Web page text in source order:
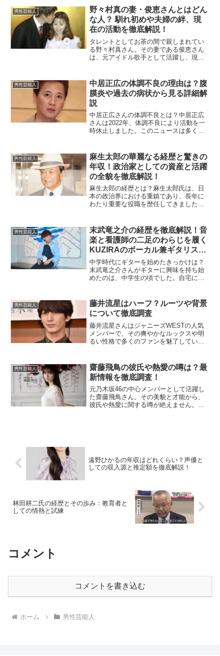
男性芸能人
野々村真の妻・俊恵さんとはどん
な人？ 馴れ初めや夫婦の絆、現
在の活動を徹底解説！
タレントとしてお茶の間で親しまれてい
る野々村真さん。その妻である俊恵さん
は、元アイドル歌手として活躍し、現在
さんの人物像、野々村さんとの馴れ初
め、夫婦としてのエピソード、...
男性芸能人
中居正広の体調不良の理由は？腹
膜炎や過去の病状から見る詳細解
説
中居正広さんの体調不良とは？中居正広
さんは2022年、体調不良により活動を一
時休止しました。このニュースは多くの
た。当初は「盲腸がん」との噂もありま
したが、最終的に腹膜炎...
男性芸能人
麻生太郎の華麗なる経歴と驚きの
年収！政治家としての資産と活躍
の全貌を徹底解説！
麻生太郎の経歴とは？麻生太郎氏は、日
本の政治界における重鎮であり、長年に
わたり重要な役職を歴任してきました。
深く根ざした家系に育ちました。大学は
学習院大学を卒業し...
男性芸能人
末武竜之介の経歴を徹底解説！音
楽と看護師の二足のわらじを履く
KUZIRAのボーカル兼ギタリスト
の軌跡とは？
中学時代にギターを始めたきっかけは？
末武竜之介さんがギターに興味を持ち始
めたのは、中学生の頃でした。自宅にあ
りました。当時、彼は野球部に所属し、8
年間にわたり野球に打ち...
男性芸能人
藤井流星はハーフ？ルーツや背景
について徹底調査
藤井流星さんはジャニーズWESTの人気
メンバーで、その爽やかなルックスや明
るい性格で多くのファンを魅了していま
話題になります。この記事では、藤井流
星さんがハーフなのか、...
男性芸能人
齋藤飛鳥の彼氏や熱愛の噂は？最
新情報を徹底調査！
元乃木坂46の中心メンバーとして活躍し
た齋藤飛鳥さん。その美貌と才能から、
彼氏や熱愛に関する噂が絶えません。今
遠野ひかるの年収はどれくらい？声優と
しての収入源と推定額を徹底解説！
林田耕二氏の経歴とその歩み：教育者と
しての情熱と試練
コメント
コメントを書き込む
ホーム 男性芸能人